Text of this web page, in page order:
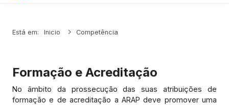
Está em: Inicio Competência
Formação e Acreditação
No âmbito da prossecução das suas atribuições de
formação e de acreditação a ARAP deve promover uma